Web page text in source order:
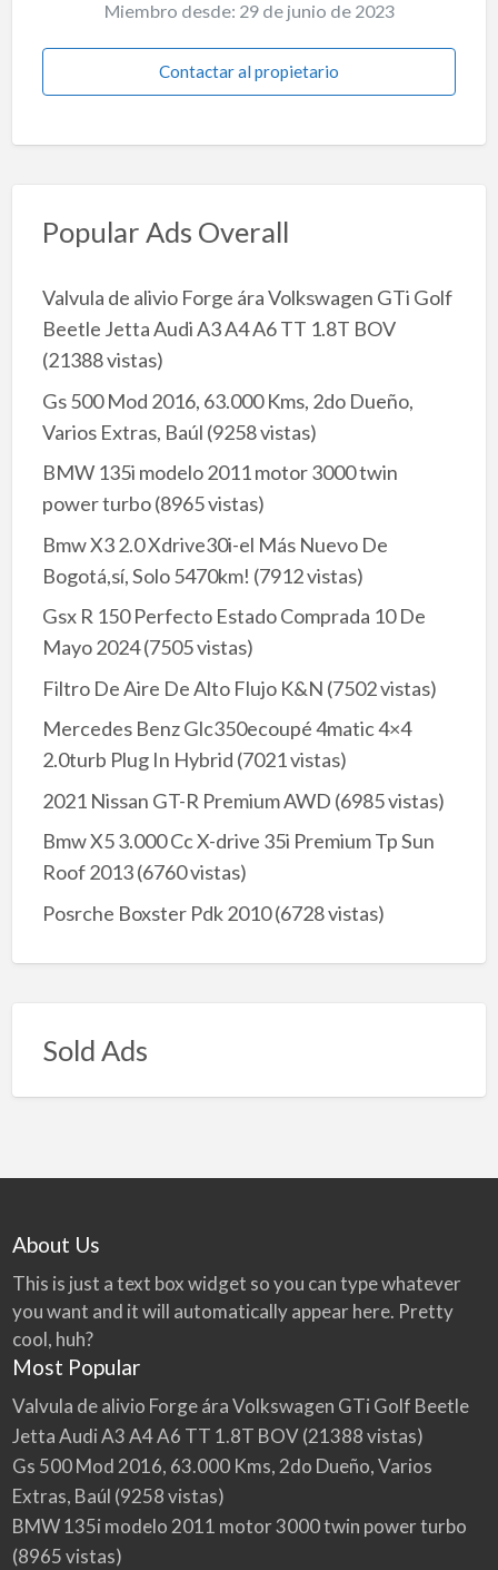
Miembro desde: 29 de junio de 2023
Contactar al propietario
Popular Ads Overall
Valvula de alivio Forge ára Volkswagen GTi Golf
Beetle Jetta Audi A3 A4 A6 TT 1.8T BOV
(21388 vistas)
Gs 500 Mod 2016, 63.000 Kms, 2do Dueño,
Varios Extras, Baúl (9258 vistas)
BMW 135i modelo 2011 motor 3000 twin
power turbo(8965 vistas)
Bmw X3 2.0 Xdrive30i-el Más Nuevo De
Bogotá,sí, Solo 5470km! (7912 vistas)
Gsx R 150 Perfecto Estado Comprada 10 De
Mayo 2024(7505 vistas)
Filtro De Aire De Alto Flujo K&N (7502 vistas)
Mercedes Benz Glc350ecoupé 4matic 4×4
2.0turb Plug In Hybrid (7021 vistas)
2021 Nissan GT-R Premium AWD (6985 vistas)
Bmw X5 3.000 Cc X-drive 35i Premium Tp Sun
Roof 2013(6760 vistas)
Posrche Boxster Pdk 2010(6728 vistas)
Sold Ads
About Us
This is just a text box widget so you can type whatever
you want and it will automatically appear here. Pretty
cool, huh?
Most Popular
Valvula de alivio Forge ára Volkswagen GTi Golf Beetle
Jetta Audi A3 A4 A6 TT 1.8T BOV(21388 vistas)
Gs 500 Mod 2016, 63.000 Kms, 2do Dueño, Varios
Extras, Baúl (9258 vistas)
BMW 135i modelo 2011 motor 3000 twin power turbo
(8965 vistas)